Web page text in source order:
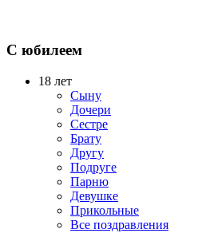
С юбилеем
18 лет
Сыну
Дочери
Сестре
Брату
Другу
Подруге
Парню
Девушке
Прикольные
Все поздравления